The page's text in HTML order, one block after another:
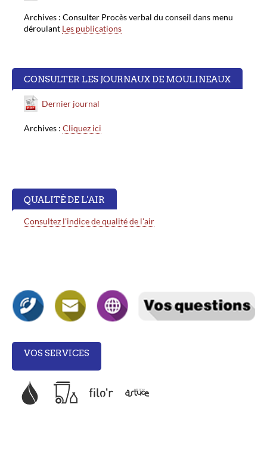
Archives : Consulter Procès verbal du conseil dans menu
déroulant Les publications
CONSULTER LES JOURNAUX DE MOULINEAUX
Dernier journal
Archives : Cliquez ici
QUALITÉ DE L'AIR
Consultez l'indice de qualité de l'air
VOS SERVICES